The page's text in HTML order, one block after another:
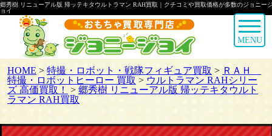
郷秀樹 リニューアル版 帰ッテキタウルトラマン RAH買取｜クチコミや買取価格が多数のジョニー
ョイ
MENU
HOME > 特撮・ロボット・戦隊フィギュア買取 > ＲＡＨ
特撮・ロボットヒーロー 買取 > ウルトラマン RAHシリー
ズ 高価買取！
> 郷秀樹 リニューアル版 帰ッテキタウルト
ラマン RAH買取